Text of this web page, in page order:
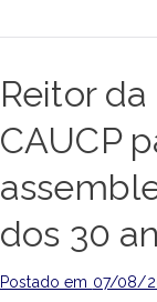
Reitor
CAUCP
dos 30
Postado em 07/08/